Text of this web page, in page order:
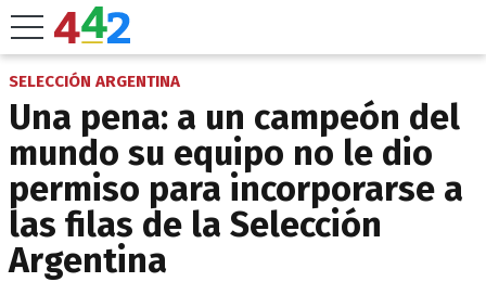
SELECCIÓN ARGENTINA
Una pena: a un campeón del
mundo su equipo no le dio
permiso para incorporarse a
las filas de la Selección
Argentina